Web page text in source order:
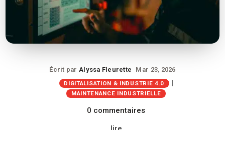
Écrit par Alyssa Fleurette Mar 23, 2026
DIGITALISATION & INDUSTRIE 4.0 |
MAINTENANCE INDUSTRIELLE
0 commentaires
lire